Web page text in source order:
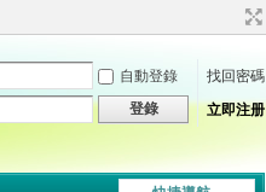
自動登錄
找回密碼
登錄 立即注册